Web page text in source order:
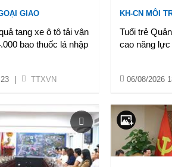
GIAO
tang xe ô tô tải vận
bao thuốc lá nhập
TTXVN
KH-CN MÔI
Tuổi trẻ
cao năng
06/08/2026